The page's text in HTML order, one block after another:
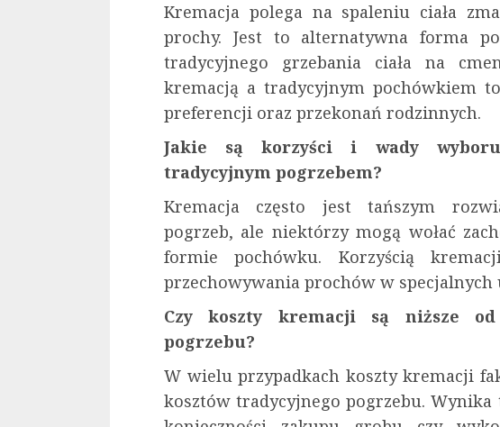
Kremacja polega na spaleniu ciała
prochy. Jest to alternatywna forma
tradycyjnego grzebania ciała na
kremacją a tradycyjnym pochówkiem
preferencji oraz przekonań rodzinnych.
Jakie są korzyści i wady
tradycyjnym pogrzebem?
Kremacja często jest tańszym
pogrzeb, ale niektórzy mogą wołać
formie pochówku. Korzyścią
przechowywania prochów w specjalnych
Czy koszty kremacji są niższe od
pogrzebu?
W wielu przypadkach koszty kremacji
kosztów tradycyjnego pogrzebu.